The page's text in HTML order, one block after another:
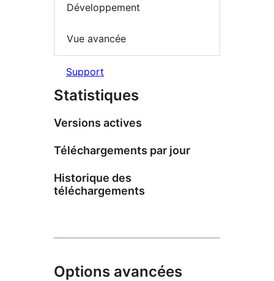
Développement
Vue avancée
Support
Statistiques
Versions actives
Téléchargements par jour
Historique des
téléchargements
Options avancées